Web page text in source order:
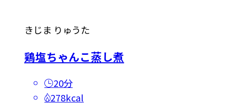
きじま りゅうた
鶏塩ちゃんこ蒸し煮
20分
278kcal